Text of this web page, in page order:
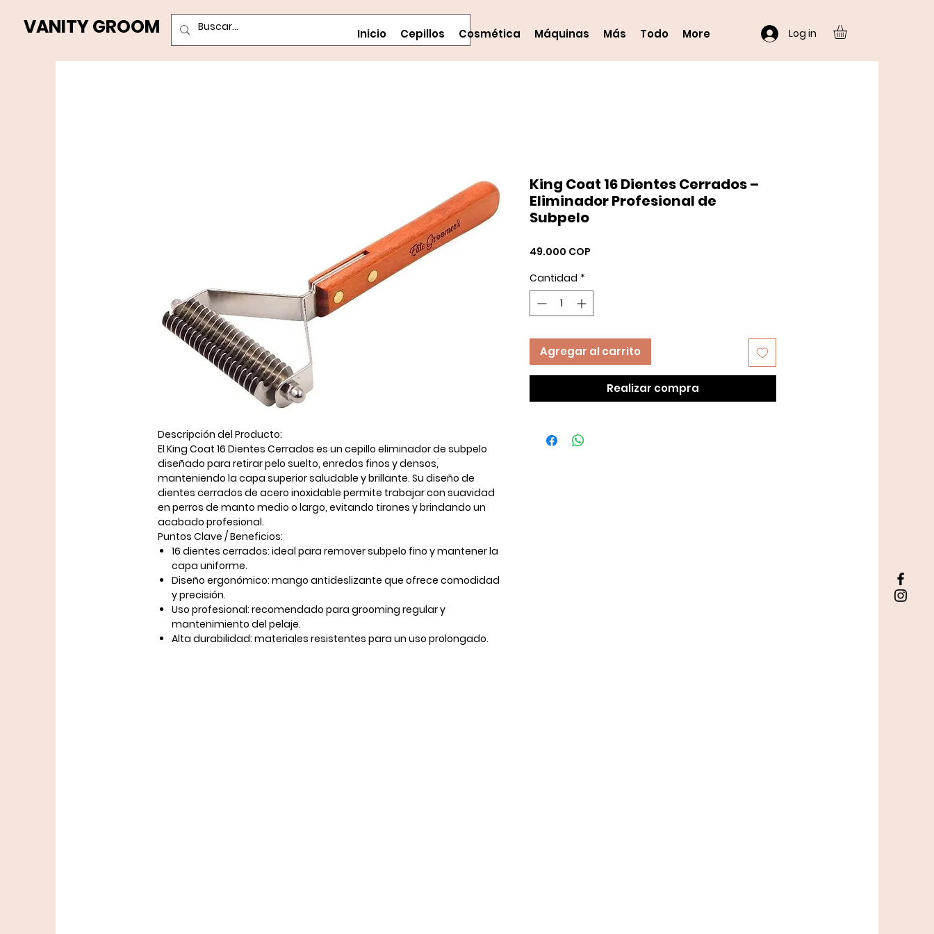
VANITY GROOM Inicio Cepillos Cosmética Máquinas Más Todo More Log in
Descripción del Producto:
El King Coat 16 Dientes Cerrados es un cepillo eliminador de subpelo
diseñado para retirar pelo suelto, enredos finos y densos,
manteniendo la capa superior saludable y brillante. Su diseño de
dientes cerrados de acero inoxidable permite trabajar con suavidad
en perros de manto medio o largo, evitando tirones y brindando un
acabado profesional.
Puntos Clave / Beneficios:
16 dientes cerrados: ideal para remover subpelo fino y mantener la
capa uniforme.
Diseño ergonómico: mango antideslizante que ofrece comodidad
y precisión.
Uso profesional: recomendado para grooming regular y
mantenimiento del pelaje.
Alta durabilidad: materiales resistentes para un uso prolongado.
King Coat 16 Dientes Cerrados –
Eliminador Profesional de
Subpelo
49.000 COP
Cantidad *
Agregar al carrito
Realizar compra